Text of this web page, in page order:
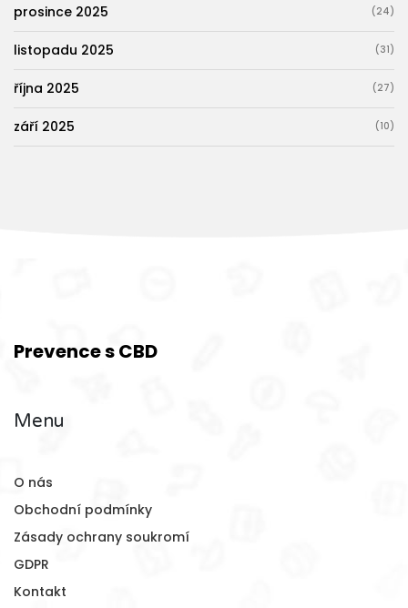
prosince 2025 (24)
listopadu 2025 (31)
října 2025 (27)
září 2025 (10)
Prevence s CBD
Menu
O nás
Obchodní podmínky
Zásady ochrany soukromí
GDPR
Kontakt